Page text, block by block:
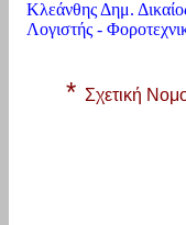
Κλεάνθης Δημ.
Λογιστής -
* Σχετική